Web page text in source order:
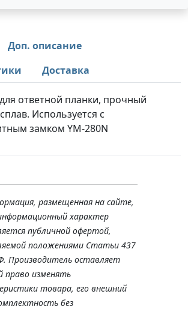
Доп. описание
Доставка
ответной планки, прочный
Используется с
замком YM-280N
размещенная на сайте,
характер
публичной офертой,
положениями Статьи 437
Производитель оставляет
право изменять
товара, его внешний
без